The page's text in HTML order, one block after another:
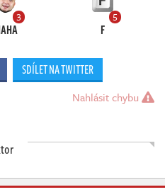
3 5
F
SDÍLET NA TWITTER
Nahlásit chybu